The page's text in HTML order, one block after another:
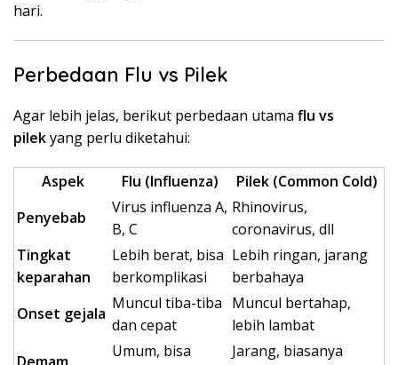
hari.
Perbedaan Flu vs Pilek
Agar lebih jelas, berikut perbedaan utama flu vs
pilekyang perlu diketahui:
Aspek Flu (Influenza)
Pilek (Common Cold)
Penyebab
Virus influenza A,
B, C
Rhinovirus,
coronavirus, dll
Tingkat
keparahan
Lebih berat, bisa
berkomplikasi
Lebih ringan, jarang
berbahaya
Onset gejala
Muncul tiba-tiba
dan cepat
Muncul bertahap,
lebih lambat
Umum, bisa
Jarang, biasanya